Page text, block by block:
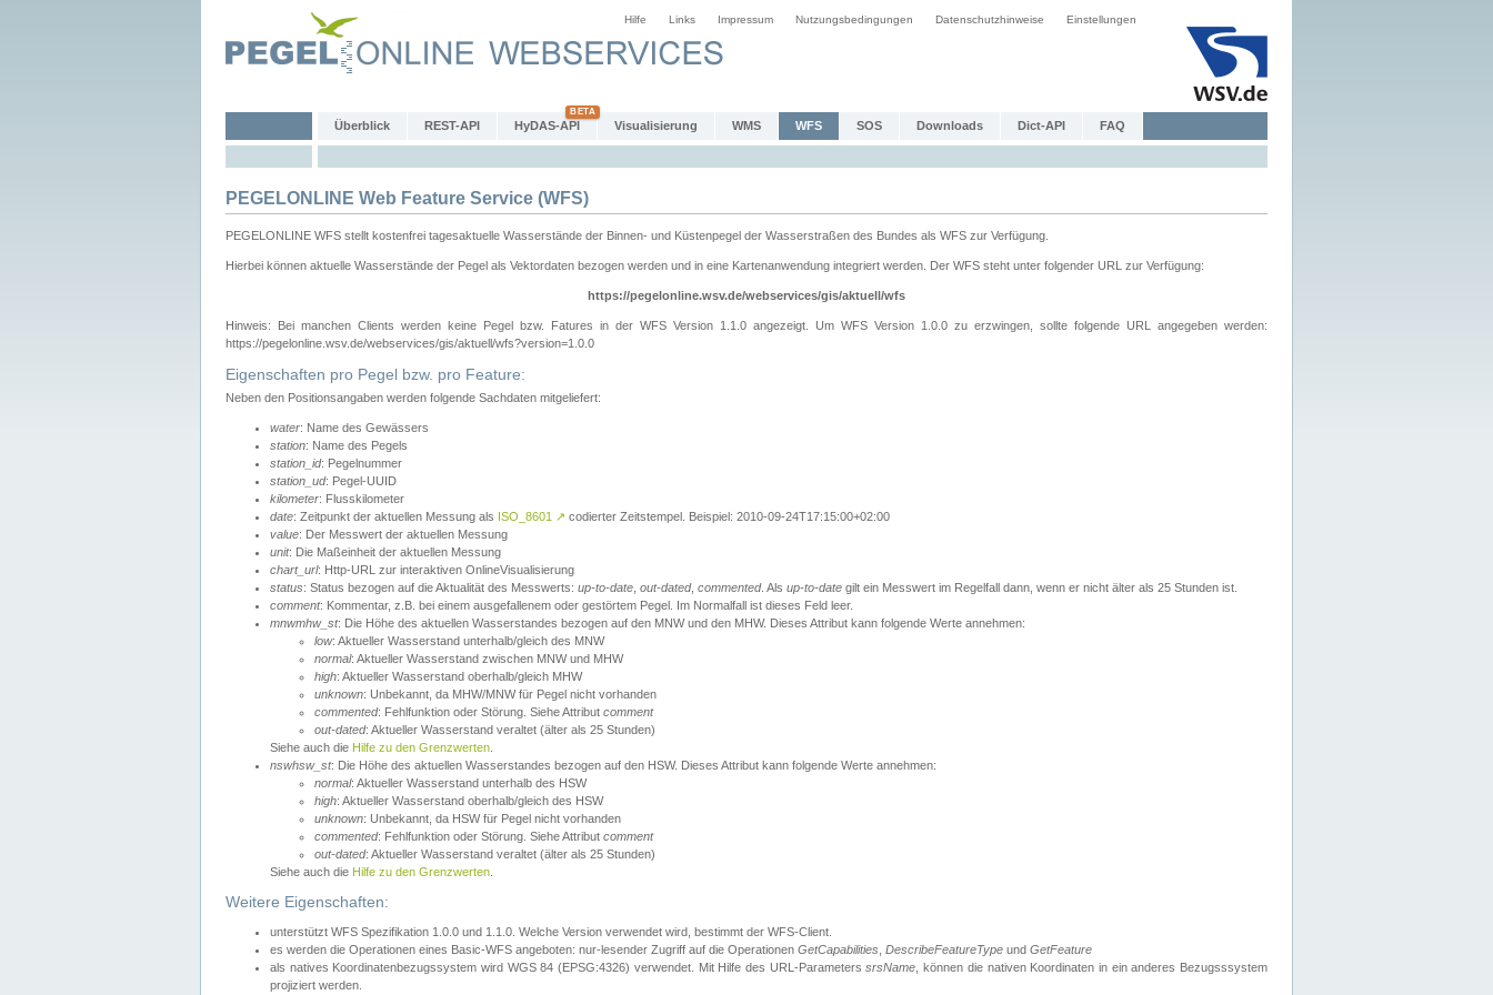
Hilfe Links Impressum Nutzungsbedingungen Datenschutzhinweise Einstellungen
Überblick REST-API HyDAS-API Visualisierung WMS WFS SOS Downloads Dict-API FAQ
PEGELONLINE Web Feature Service (WFS)
PEGELONLINE WFS stellt kostenfrei tagesaktuelle Wasserstände der Binnen- und Küstenpegel der Wasserstraßen des Bundes als WFS zur Verfügung.
Hierbei können aktuelle Wasserstände der Pegel als Vektordaten bezogen werden und in eine Kartenanwendung integriert werden. Der WFS steht unter folgender URL zur Verfügung:
https://pegelonline.wsv.de/webservices/gis/aktuell/wfs
Hinweis: Bei manchen Clients werden keine Pegel bzw. Fatures in der WFS Version 1.1.0 angezeigt. Um WFS Version 1.0.0 zu erzwingen, sollte folgende URL angegeben werden:
https://pegelonline.wsv.de/webservices/gis/aktuell/wfs?version=1.0.0
Eigenschaften pro Pegel bzw. pro Feature:
Neben den Positionsangaben werden folgende Sachdaten mitgeliefert:
water: Name des Gewässers
station: Name des Pegels
station_id: Pegelnummer
station_ud: Pegel-UUID
kilometer: Flusskilometer
date: Zeitpunkt der aktuellen Messung als ISO_8601 ↗ codierter Zeitstempel. Beispiel: 2010-09-24T17:15:00+02:00
value: Der Messwert der aktuellen Messung
unit: Die Maßeinheit der aktuellen Messung
chart_url: Http-URL zur interaktiven OnlineVisualisierung
status: Status bezogen auf die Aktualität des Messwerts: up-to-date out-dated, commented. Als up-to-date gilt ein Messwert im Regelfall dann, wenn er nicht älter als 25 Stunden ist.
comment: Kommentar, z.B. bei einem ausgefallenem oder gestörtem Pegel. Im Normalfall ist dieses Feld leer.
mnwmhw_st: Die Höhe des aktuellen Wasserstandes bezogen auf den MNW und den MHW. Dieses Attribut kann folgende Werte annehmen:
low: Aktueller Wasserstand unterhalb/gleich des MNW
normal: Aktueller Wasserstand zwischen MNW und MHW
high: Aktueller Wasserstand oberhalb/gleich MHW
unknown: Unbekannt, da MHW/MNW für Pegel nicht vorhanden
commented: Fehlfunktion oder Störung. Siehe Attribut comment
out-dated: Aktueller Wasserstand veraltet (älter als 25 Stunden)
Siehe auch die Hilfe zu den Grenzwerten
nswhsw_st: Die Höhe des aktuellen Wasserstandes bezogen auf den HSW. Dieses Attribut kann folgende Werte annehmen:
normal: Aktueller Wasserstand unterhalb des HSW
high: Aktueller Wasserstand oberhalb/gleich des HSW
unknown: Unbekannt, da HSW für Pegel nicht vorhanden
commented: Fehlfunktion oder Störung. Siehe Attribut comment
out-dated: Aktueller Wasserstand veraltet (älter als 25 Stunden)
Siehe auch die Hilfe zu den Grenzwerten
Weitere Eigenschaften:
unterstützt WFS Spezifikation 1.0.0 und 1.1.0. Welche Version verwendet wird, bestimmt der WFS-Client.
es werden die Operationen eines Basic-WFS angeboten: nur-lesender Zugriff auf die Operationen GetCapabilities DescribeFeatureType und GetFeature
als natives Koordinatenbezugssystem wird WGS 84 (EPSG:4326) verwendet. Mit Hilfe des URL-ParameterssrsName , können die nativen Koordinaten in ein anderes Bezugsssystem
projiziert werden.